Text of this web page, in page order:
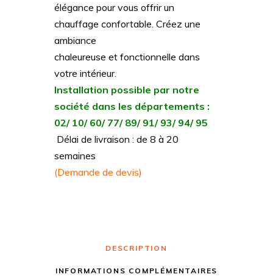
élégance pour vous offrir un
chauffage confortable. Créez une
ambiance
chaleureuse et fonctionnelle dans
votre intérieur.
Installation possible par notre
société dans les départements :
02/ 10/ 60/ 77/ 89/ 91/ 93/ 94/ 95
Délai de livraison : de 8 à 20
semaines
(Demande de devis)
DESCRIPTION
INFORMATIONS COMPLÉMENTAIRES